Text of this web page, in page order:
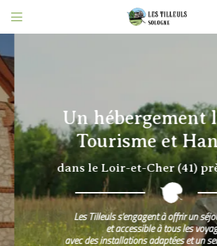

Adresse email de réception
Un hébergement
Tourisme et
dans le Loir-et-Cher (41) près
Les Tilleuls s'engagent à offrir un séjour
et accessible à tous les
avec des installations adaptées et un